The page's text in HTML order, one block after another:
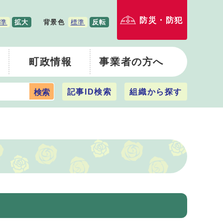
拡大 背景色 標準 反転 防災・防犯
町政情報 事業者の方へ
検索 記事ID検索 組織から探す